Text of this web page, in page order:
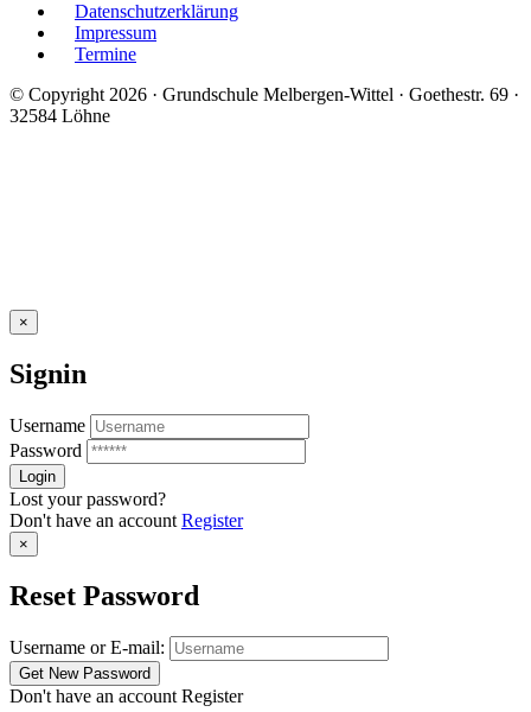
Datenschutzerklärung
Impressum
Termine
© Copyright 2026 · Grundschule Melbergen-Wittel · Goethestr. 69 ·
32584 Löhne
×
Signin
Username
Password
Lost your password?
Don't have an account Register
×
Reset Password
Username or E-mail:
Don't have an account Register